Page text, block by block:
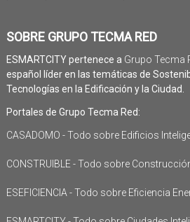
SOBRE GRUPO TECMA RED
ESMARTCITY pertenece a Grupo Tecma
español líder en las temáticas de
Tecnologías en la Edificación y la Ciudad.
Portales de Grupo Tecma Red:
CASADOMO - Todo sobre Edificios
CONSTRUIBLE - Todo sobre
ESEFICIENCIA - Todo sobre Eficiencia